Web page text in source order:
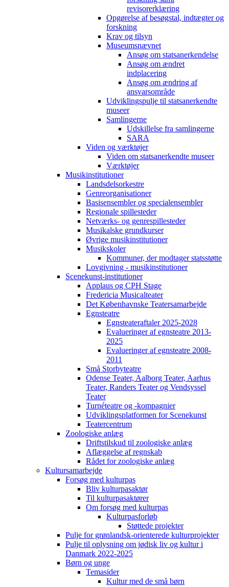
revisorerklæring
Opgørelse af besøgstal, indtægter og
forskning
Krav og tilsyn
Museumsnævnet
Ansøg om statsanerkendelse
Ansøg om ændret
indplacering
Ansøg om ændring af
ansvarsområde
Udviklingspulje til statsanerkendte
museer
Samlingerne
Udskillelse fra samlingerne
SARA
Viden og værktøjer
Viden om statsanerkendte museer
Værktøjer
Musikinstitutioner
Landsdelsorkestre
Genreorganisationer
Basisensembler og specialensembler
Regionale spillesteder
Netværks- og genrespillesteder
Musikalske grundkurser
Øvrige musikinstitutioner
Musikskoler
Kommuner, der modtager statsstøtte
Lovgivning - musikinstitutioner
Scenekunst-institutioner
Applaus og CPH Stage
Fredericia Musicalteater
Det Københavnske Teatersamarbejde
Egnsteatre
Egnsteateraftaler 2025-2028
Evalueringer af egnsteatre 2013-
2025
Evalueringer af egnsteatre 2008-
2011
Små Storbyteatre
Odense Teater, Aalborg Teater, Aarhus
Teater, Randers Teater og Vendsyssel
Teater
Turnéteatre og -kompagnier
Udviklingsplatformen for Scenekunst
Teatercentrum
Zoologiske anlæg
Driftstilskud til zoologiske anlæg
Aflæggelse af regnskab
Rådet for zoologiske anlæg
Kultursamarbejde
Forsøg med kulturpas
Bliv kulturpasaktør
Til kulturpasaktører
Om forsøg med kulturpas
Kulturpasforløb
Støttede projekter
Pulje for grønlandsk-orienterede kulturprojekter
Pulje til oplysning om jødisk liv og kultur i
Danmark 2022-2025
Børn og unge
Temasider
Kultur med de små børn